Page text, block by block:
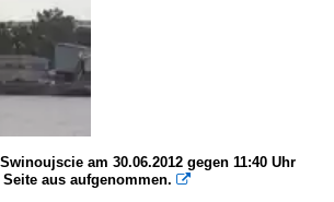
am 30.06.2012 gegen 11:40 Uhr
aus aufgenommen. 